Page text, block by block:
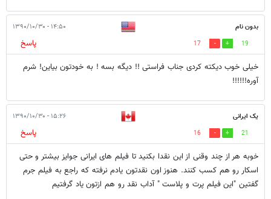
بدون نام ۱۴:۵۰ - ۱۳۹۰/۱۰/۳۰
19
17
پاسخ
خیلی خوب دیکته کردی جناب فراستی !! دیگه بسه ! به خودتون بیاین! شرم
آوره!!!!!!
یک ایرانی ۱۵:۲۶ - ۱۳۹۰/۱۰/۳۰
21
16
پاسخ
خوبه هر از چند وقنی از این نقدا بکنید تا فیلم های ایرانی جوایز بیشتر و حتی
اسکار رو هم کسب کنند. هنوز اون نقدتون یادم نرفته که راجع به فیلم جرم
گفتین "این فیلم پرت و پلاست " آداب نقد رو هم ازتون یاد گرفتیم